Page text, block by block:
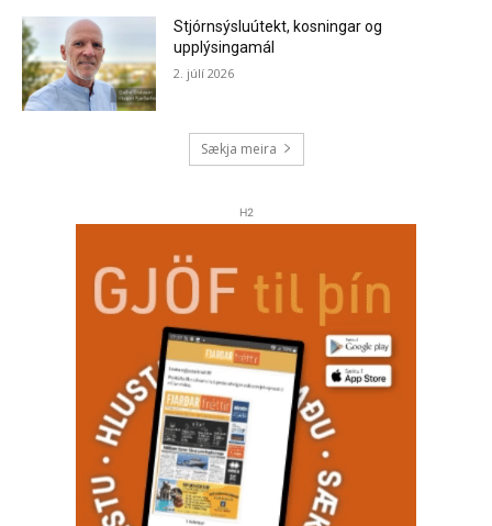
Stjórnsýsluútekt, kosningar og
upplýsingamál
2. júlí 2026
Sækja meira
H2